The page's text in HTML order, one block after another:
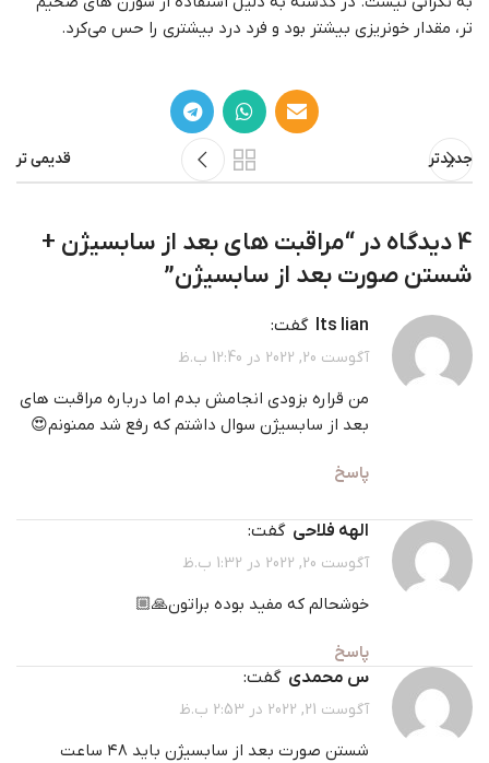
تر، مقدار خونریزی بیشتر بود و فرد درد بیشتری را حس می‌کرد.
جدیدتر قدیمی تر
4 دیدگاه در “
مراقبت های بعد از سابسیژن +
شستن صورت بعد از سابسیژن”
Its lian گفت:
آگوست 20, 2022 در 12:40 ب.ظ
من قراره بزودي انجامش بدم اما درباره مراقبت هاي
بعد از سابسيژن سوال داشتم كه رفع شد ممنونم😍
پاسخ
الهه فلاحی گفت:
آگوست 20, 2022 در 1:32 ب.ظ
خوشحالم که مفید بوده براتون🙏🏼
پاسخ
س محمدي گفت:
آگوست 21, 2022 در 2:53 ب.ظ
شستن صورت بعد از سابسيژن بايد ٤٨ ساعت